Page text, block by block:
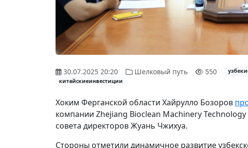
30.07.2025 20:20 Шелковый путь 550
китайскиеинвестиции
Хоким Ферганской области Хайрулло Бозоров
компании Zhejiang Bioclean Machinery Technology
совета директоров Жуань Чжихуа.
Стороны отметили динамичное развитие